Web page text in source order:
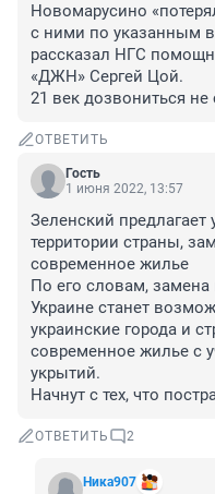
Новомарусино
с ними по указанным
рассказал НГС
«ДЖН» Сергей Цой.
21 век дозвониться не
ОТВЕТИТЬ
Гость
1 июня 2022, 13:57
Зеленский
территории страны,
современное жилье
По его словам,
Украине станет
украинские города и
современное жилье с
укрытий.
Начнут с тех, что
ОТВЕТИТЬ 2
Ника907